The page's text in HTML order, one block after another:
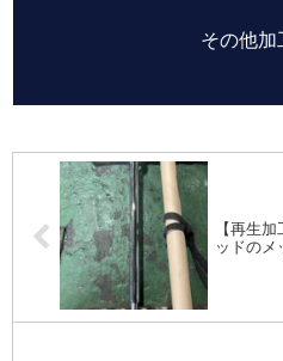
その他加
【再生
ッドのメ